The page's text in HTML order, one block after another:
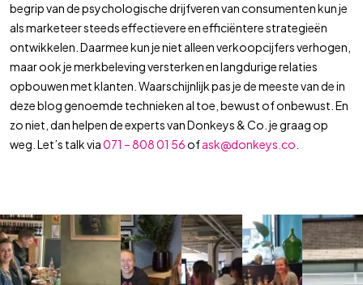
begrip van de psychologische drijfveren van consumenten kun je
als marketeer steeds effectievere en efficiëntere strategieën
ontwikkelen. Daarmee kun je niet alleen verkoopcijfers verhogen,
maar ook je merkbeleving versterken en langdurige relaties
opbouwen met klanten. Waarschijnlijk pas je de meeste van de in
deze blog genoemde technieken al toe, bewust of onbewust. En
zo niet, dan helpen de experts van Donkeys & Co. je graag op
weg. Let’s talk via071 – 808 01 56ofask@donkeys.co